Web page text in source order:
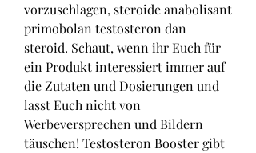
vorzuschlagen, steroide anabolisant
primobolan testosteron dan
steroid. Schaut, wenn ihr Euch für
ein Produkt interessiert immer auf
die Zutaten und Dosierungen und
lasst Euch nicht von
Werbeversprechen und Bildern
täuschen! Testosteron Booster gibt